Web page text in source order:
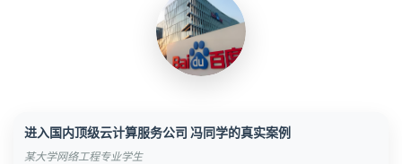
进入国内顶级云计算服务公司 冯同学的真实案例
某大学网络工程专业学生